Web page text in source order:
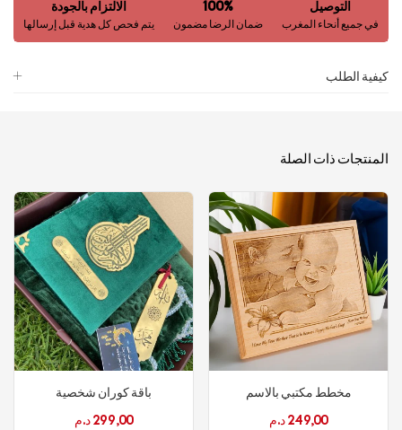
التوصيل
في جميع أنحاء المغرب
100%
ضمان الرضا مضمون
الالتزام بالجودة
يتم فحص كل هدية قبل إرسالها
كيفية الطلب
المنتجات ذات الصلة
مخطط مكتبي بالاسم
249,00د.م
باقة كوران شخصية
299,00د.م